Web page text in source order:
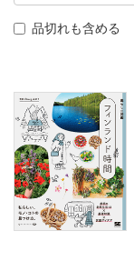
品切れも含める